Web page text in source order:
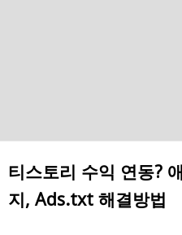
티스토리 수익 연동?
지, Ads.txt 해결방법